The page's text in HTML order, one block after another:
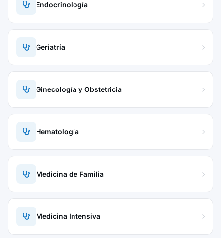
Endocrinología
Geriatría
Ginecología y Obstetricia
Hematología
Medicina de Familia
Medicina Intensiva